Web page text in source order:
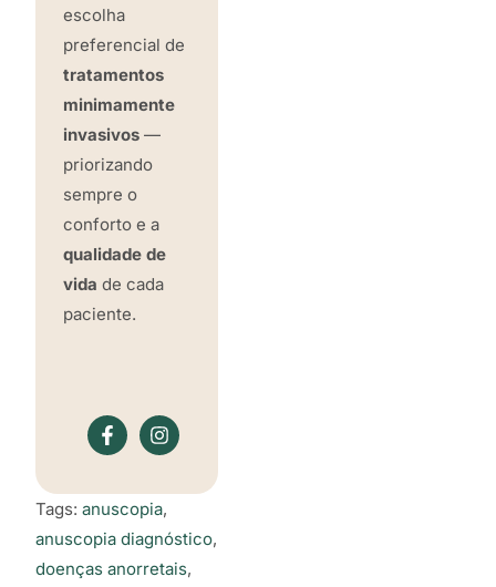
escolha
preferencial de
tratamentos
minimamente
invasivos —
priorizando
sempre o
conforto e a
qualidade de
vida de cada
paciente.
Tags:anuscopia,
anuscopia diagnóstico,
doenças anorretais,